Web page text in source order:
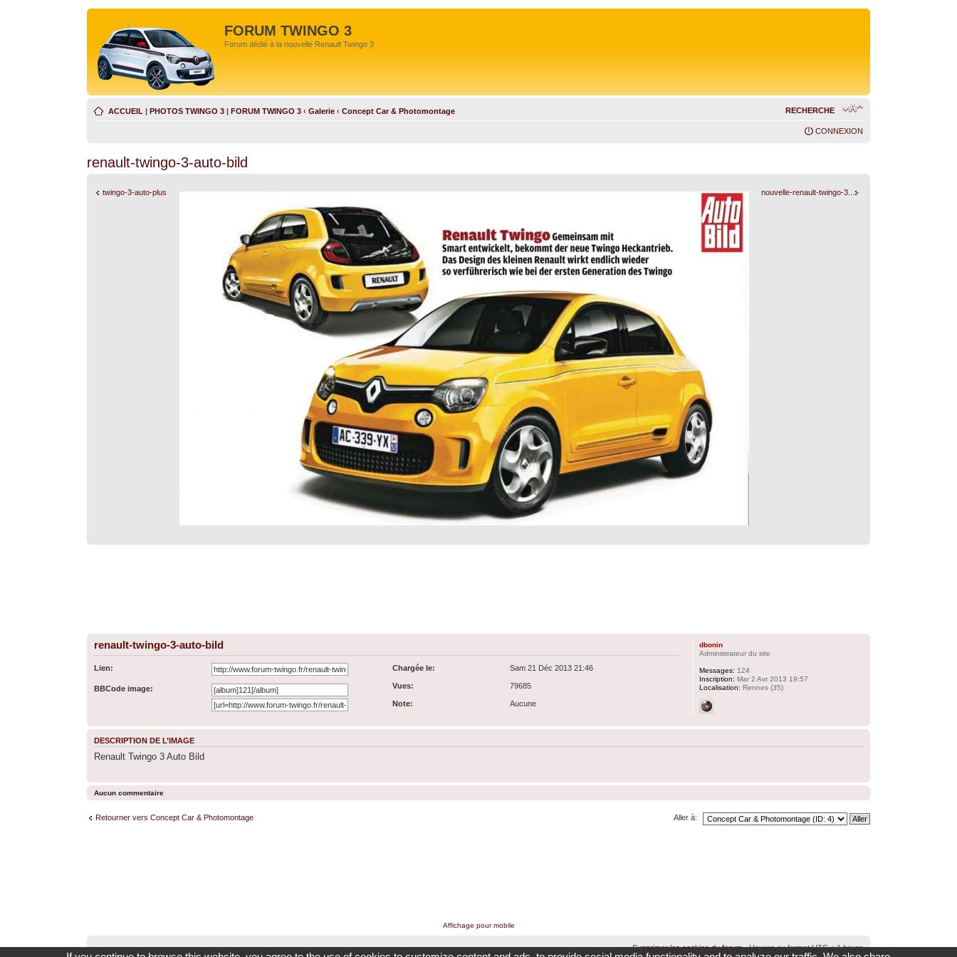
FORUM TWINGO 3
Forum dédié à la nouvelle Renault Twingo 3
ACCUEIL | PHOTOS TWINGO 3 | FORUM TWINGO 3 ‹ Galerie ‹ Concept Car & Photomontage RECHERCHE
CONNEXION
renault-twingo-3-auto-bild
twingo-3-auto-plus nouvelle-renault-twingo-3...
renault-twingo-3-auto-bild
Chargée le: Sam 21 Déc 2013 21:46
Lien:
Vues: 79685
BBCode image:
Note:
Aucune
dbonin
Administrateur du site
Messages: 124
Inscription: Mar 2 Avr 2013 19:57
Localisation: Rennes (35)
DESCRIPTION DE L’IMAGE
Renault Twingo 3 Auto Bild
Aucun commentaire
Retourner vers Concept Car & Photomontage Aller à:
Affichage pour mobile
Supprimer les cookies du forum• Heures au format UTC + 1 heure